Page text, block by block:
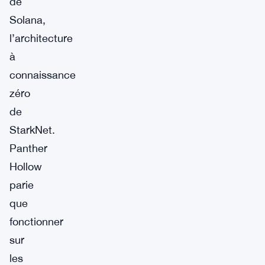
Solana,
l’architecture
à
connaissance
zéro
de
StarkNet.
Panther
Hollow
parie
que
fonctionner
sur
les